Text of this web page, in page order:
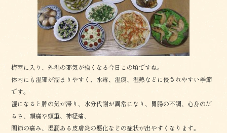
o
k
梅雨に入り、外湿の邪気が強くなる今日この頃ですね。
体内にも湿邪が溜まりやすく、水毒、湿痰、湿熱などに侵されやすい季節
です。
湿になると脾の気が滞り、水分代謝が異常になり、胃腸の不調、心身のだ
るさ、頭痛や頭重、神経痛、
関節の痛み、湿潤ある皮膚炎の悪化などの症状が出やすくなります。